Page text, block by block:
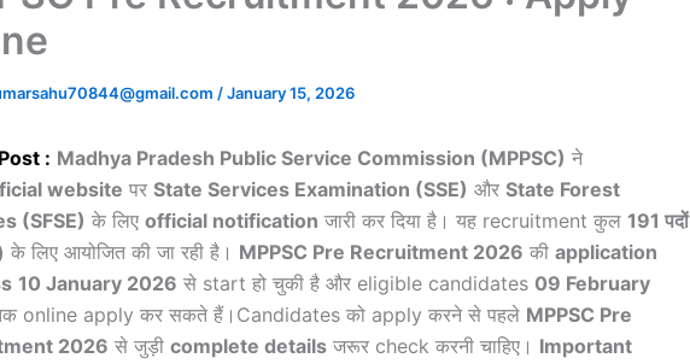
/January 15, 2026
: Madhya Pradesh Public Service Commission (MPPSC) ने
website पर State Services Examination (SSE) और State Forest
(SFSE) के लिए official notification जारी कर दिया है। यह recruitment कुल 191 पदों
के लिए आयोजित की जा रही है। MPPSC Pre Recruitment 2026 की application
10 January 2026 से start हो चुकी है और eligible candidates 09 February
online apply कर सकते हैं।Candidates को apply करने से पहले MPPSC Pre
2026 से जुड़ी complete details जरूर check करनी चाहिए। Important